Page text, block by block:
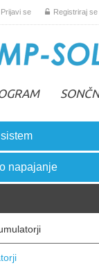
Prijavi se Registriraj se
napajanje